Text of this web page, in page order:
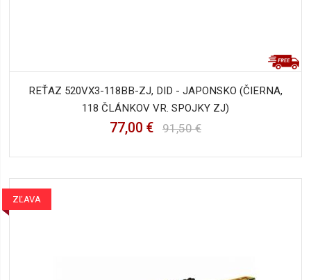
REŤAZ 520VX3-118BB-ZJ, DID - JAPONSKO (ČIERNA,
118 ČLÁNKOV VR. SPOJKY ZJ)
77,00 € 91,50 €
ZĽAVA